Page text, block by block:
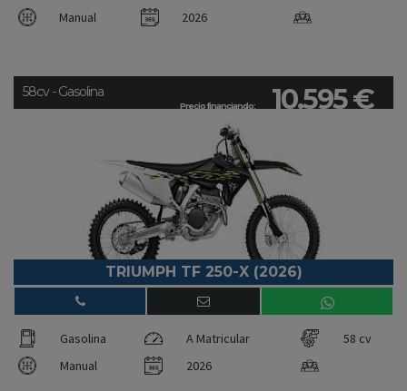
Manual
2026
Precio financiando: 10.595 €
58cv - Gasolina
TRIUMPH TF 250-X (2026)
Gasolina A Matricular
58 cv
Manual
2026